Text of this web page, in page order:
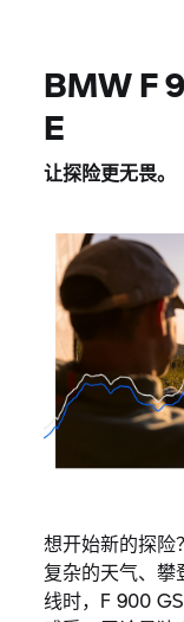
BMW F
E
让探险更无畏。
想开始新的探险
复杂的天气、
线时，F 900